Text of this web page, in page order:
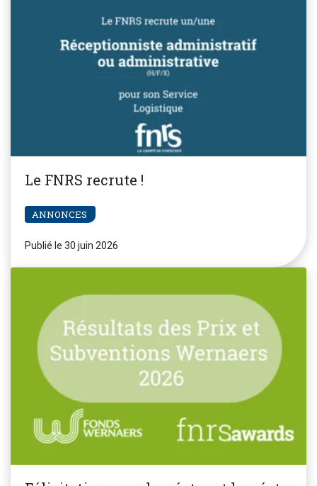
Le FNRS recrute !
ANNONCES
Publié le 30 juin 2026